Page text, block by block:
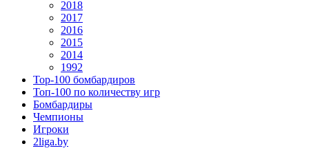
2018
2017
2016
2015
2014
1992
Top-100 бомбардиров
Топ-100 по количеству игр
Бомбардиры
Чемпионы
Игроки
2liga.by